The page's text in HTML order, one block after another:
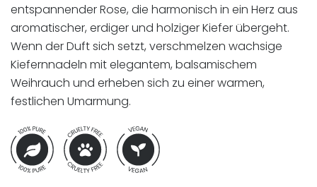
entspannender Rose, die harmonisch in ein Herz aus
aromatischer, erdiger und holziger Kiefer übergeht.
Wenn der Duft sich setzt, verschmelzen wachsige
Kiefernnadeln mit elegantem, balsamischem
Weihrauch und erheben sich zu einer warmen,
festlichen Umarmung.